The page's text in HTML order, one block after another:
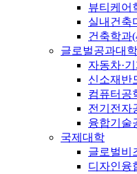
뷰티케어
실내건축
건축학과
글로벌공과대학
자동차·
신소재반
컴퓨터공
전기전자
융합기술
국제대학
글로벌비
디자인융